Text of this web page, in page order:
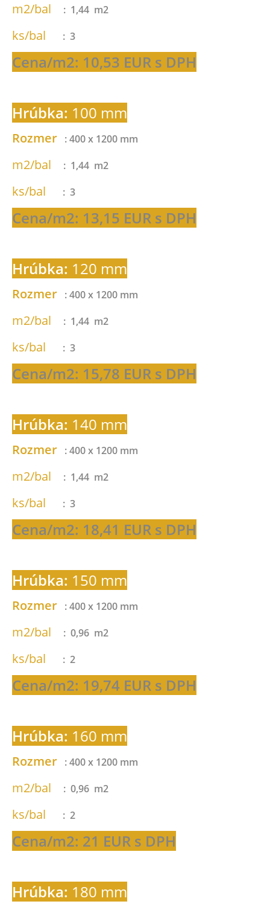
m2/bal : 1,44 m2
ks/bal : 3
Cena/m2: 10,53 EUR s DPH
Hrúbka: 100 mm
Rozmer : 400 x 1200 mm
m2/bal : 1,44 m2
ks/bal : 3
Cena/m2: 13,15 EUR s DPH
Hrúbka: 120 mm
Rozmer : 400 x 1200 mm
m2/bal : 1,44 m2
ks/bal : 3
Cena/m2: 15,78 EUR s DPH
Hrúbka: 140 mm
Rozmer : 400 x 1200 mm
m2/bal : 1,44 m2
ks/bal : 3
Cena/m2: 18,41 EUR s DPH
Hrúbka: 150 mm
Rozmer : 400 x 1200 mm
m2/bal : 0,96 m2
ks/bal : 2
Cena/m2: 19,74 EUR s DPH
Hrúbka: 160 mm
Rozmer : 400 x 1200 mm
m2/bal : 0,96 m2
ks/bal : 2
Cena/m2: 21 EUR s DPH
Hrúbka: 180 mm